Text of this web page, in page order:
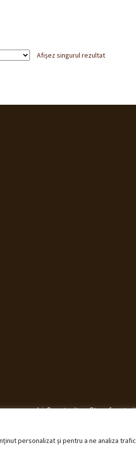
personalizat și pentru a ne analiza
Afișez singurul rezultat
personal
Construit cu Storefront și